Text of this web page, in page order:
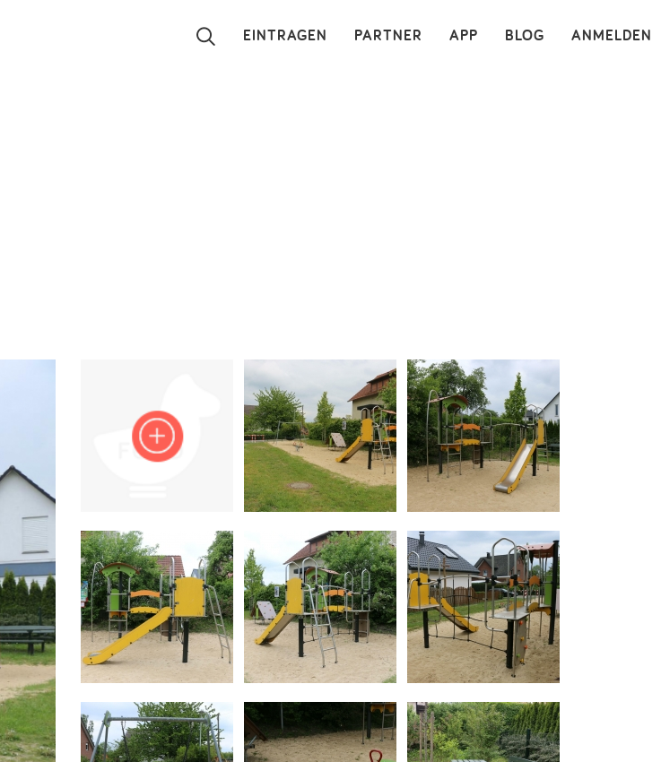
ANMELDEN
BLOG
APP
PARTNER
EINTRAGEN ×
Kontakt
Anmelden